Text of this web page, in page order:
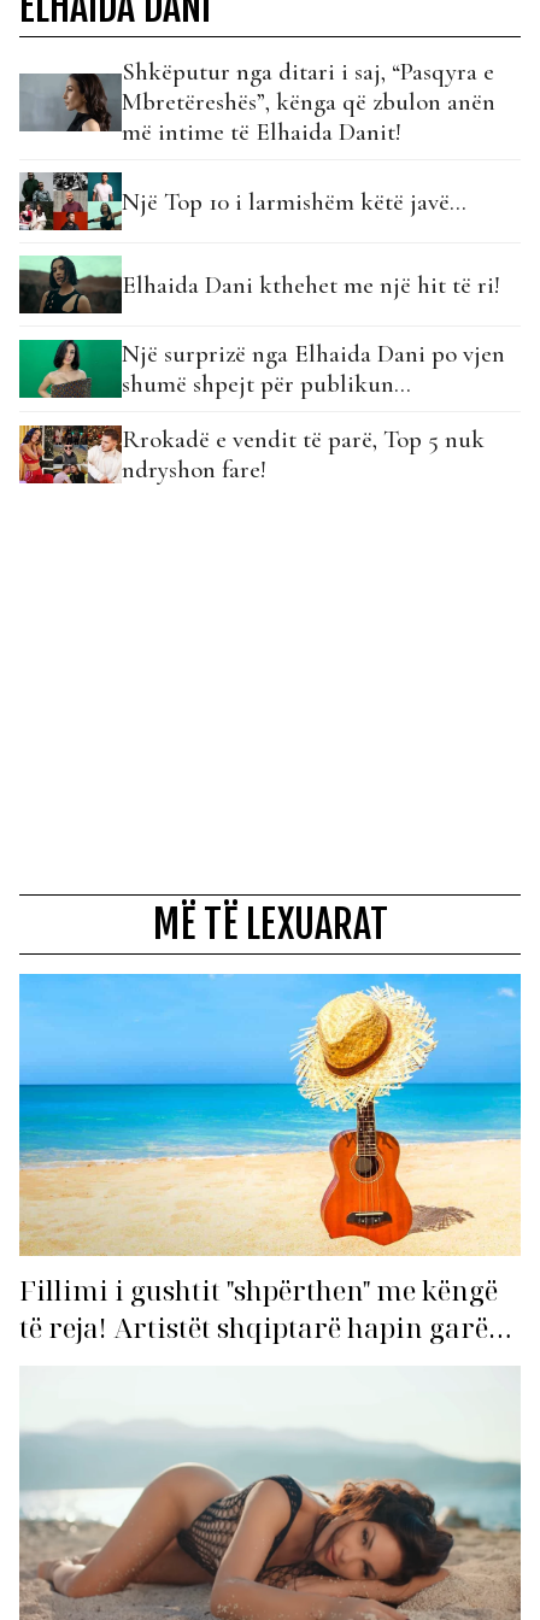
Shkëputur nga ditari i saj, “Pasqyra e
Mbretëreshës”, kënga që zbulon anën
më intime të Elhaida Danit!
Një Top 10 i larmishëm këtë javë…
Elhaida Dani kthehet me një hit të ri!
Një surprizë nga Elhaida Dani po vjen
shumë shpejt për publikun…
Rrokadë e vendit të parë, Top 5 nuk
ndryshon fare!
MË TË LEXUARAT
Fillimi i gushtit "shpërthen" me këngë
të reja! Artistët shqiptarë hapin garën